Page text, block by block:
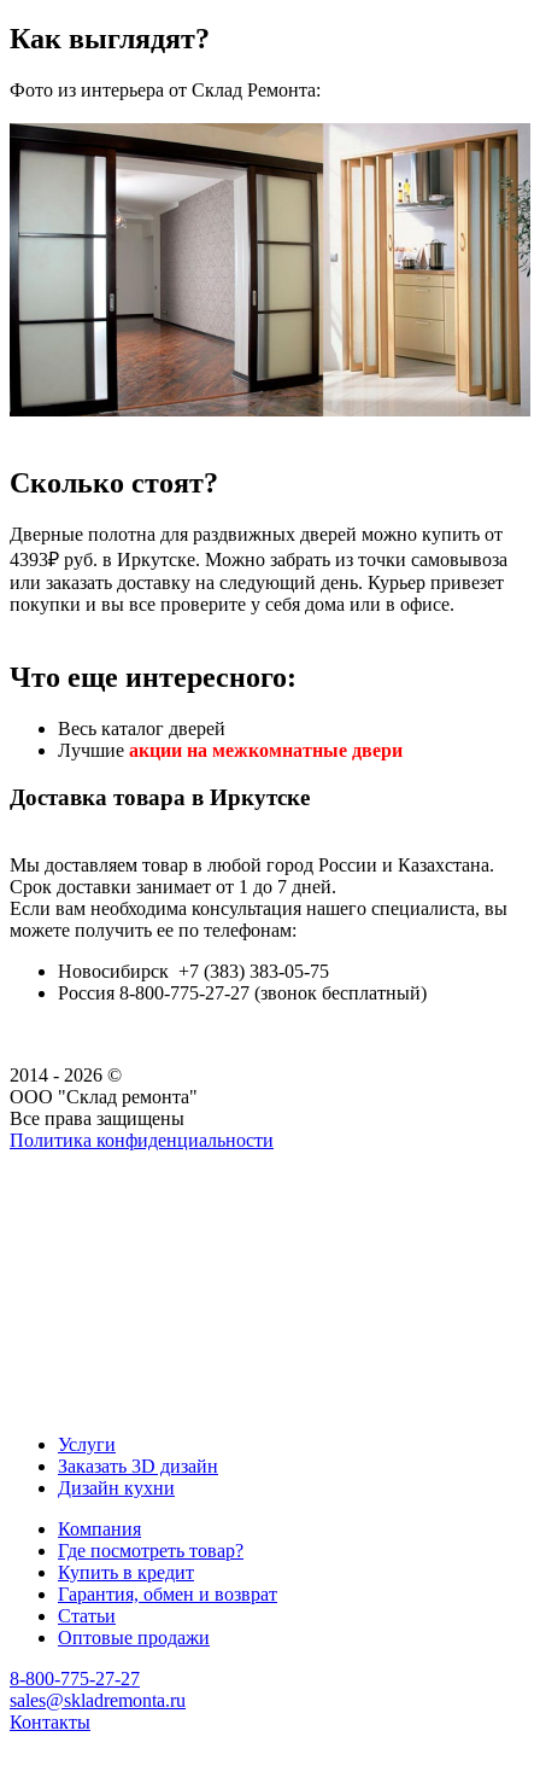
Как выглядят?
Фото из интерьера от Склад Ремонта:
Сколько стоят?
Дверные полотна для раздвижных дверей можно купить от
4393₽ руб. в Иркутске. Можно забрать из точки самовывоза
или заказать доставку на следующий день. Курьер привезет
покупки и вы все проверите у себя дома или в офисе.
Что еще интересного:
Весь каталог дверей
Лучшие акции на межкомнатные двери
Доставка товара в Иркутске
Мы доставляем товар в любой город России и Казахстана.
Срок доставки занимает от 1 до 7 дней.
Если вам необходима консультация нашего специалиста, вы
можете получить ее по телефонам:
Новосибирск +7 (383) 383-05-75
Россия 8-800-775-27-27 (звонок бесплатный)
2014 - 2026 ©
ООО "Склад ремонта"
Все права защищены
Политика конфиденциальности
Услуги
Заказать 3D дизайн
Дизайн кухни
Компания
Где посмотреть товар?
Купить в кредит
Гарантия, обмен и возврат
Статьи
Оптовые продажи
8-800-775-27-27
sales@skladremonta.ru
Контакты